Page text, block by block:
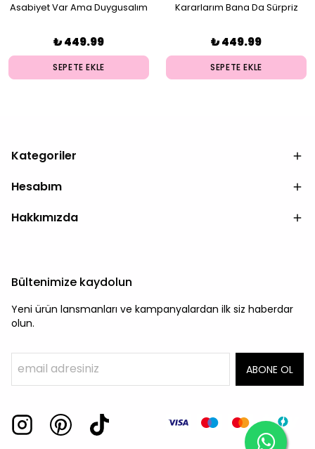
Asabiyet Var Ama Duygusalım
₺ 449.99
SEPETE EKLE
Kararlarım Bana Da Sürpriz
₺ 449.99
SEPETE EKLE
Kategoriler
Hesabım
Hakkımızda
Bültenimize kaydolun
Yeni ürün lansmanları ve kampanyalardan ilk siz haberdar
olun.
ABONE OL